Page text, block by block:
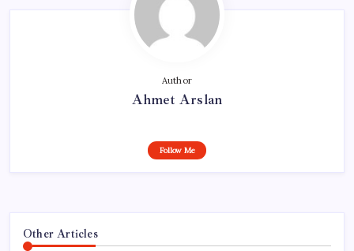
Author
Ahmet Arslan
Follow Me
Other Articles